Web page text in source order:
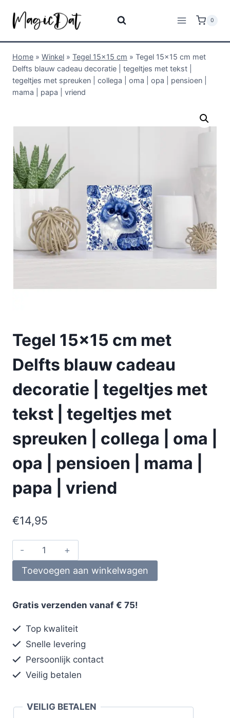
0
Home » Winkel » Tegel 15x15 cm » Tegel 15×15 cm met
Delfts blauw cadeau decoratie | tegeltjes met tekst |
tegeltjes met spreuken | collega | oma | opa | pensioen |
mama | papa | vriend
Tegel 15×15 cm met
Delfts blauw cadeau
decoratie | tegeltjes met
tekst | tegeltjes met
spreuken | collega | oma |
opa | pensioen | mama |
papa | vriend
€14,95
Toevoegen aan winkelwagen
Gratis verzenden vanaf € 75!
Top kwaliteit
Snelle levering
Persoonlijk contact
Veilig betalen
VEILIG BETALEN